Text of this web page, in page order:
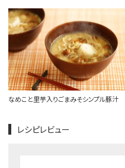
なめこと里芋入りごまみそシンプル豚汁
レシピレビュー